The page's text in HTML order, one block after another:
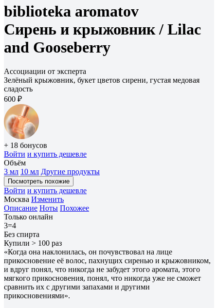
biblioteka aromatov
Сирень и крыжовник / Lilac
and Gooseberry
Ассоциации от эксперта
Зелёный крыжовник, букет цветов сирени, густая медовая
сладость
600 ₽
+ 18 бонусов
Войти и купить дешевле
Объём
3 мл 10 мл Другие продукты
Посмотреть похожие
Войти и купить дешевле
Москва Изменить
Описание Ноты Похожее
Только онлайн
3=4
Без спирта
Купили > 100 раз
«Когда она наклонилась, он почувствовал на лице
прикосновение её волос, пахнущих сиренью и крыжовником,
и вдруг понял, что никогда не забудет этого аромата, этого
мягкого прикосновения, понял, что никогда уже не сможет
сравнить их с другими запахами и другими
прикосновениями».